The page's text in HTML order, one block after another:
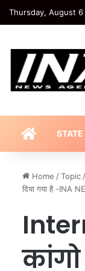
Thursday, August
HOMESTATE
Home /Topic /
दिया गया है -INA